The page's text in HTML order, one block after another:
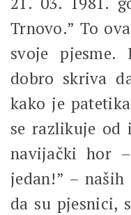
Trnovo.” To
svoje
dobro skriva
kako je
se razlikuje od
navijački hor
jedan!” –
da su pjesnici,